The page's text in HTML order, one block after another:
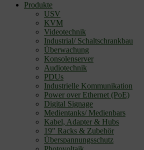
Produkte
USV
KVM
Videotechnik
Industrial/ Schaltschrankbau
Überwachung
Konsolenserver
Audiotechnik
PDUs
Industrielle Kommunikation
Power over Ethernet (PoE)
Digital Signage
Medientanks/ Medienbars
Kabel, Adapter & Hubs
19" Racks & Zubehör
Überspannungsschutz